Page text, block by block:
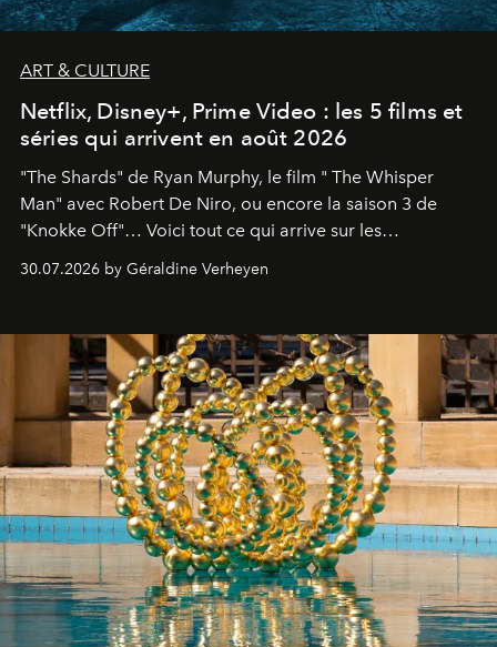
ART & CULTURE
Netflix, Disney+, Prime Video : les 5 films et
séries qui arrivent en août 2026
"The Shards" de Ryan Murphy, le film " The Whisper
Man" avec Robert De Niro, ou encore la saison 3 de
"Knokke Off"… Voici tout ce qui arrive sur les
30.07.2026 by Géraldine Verheyen